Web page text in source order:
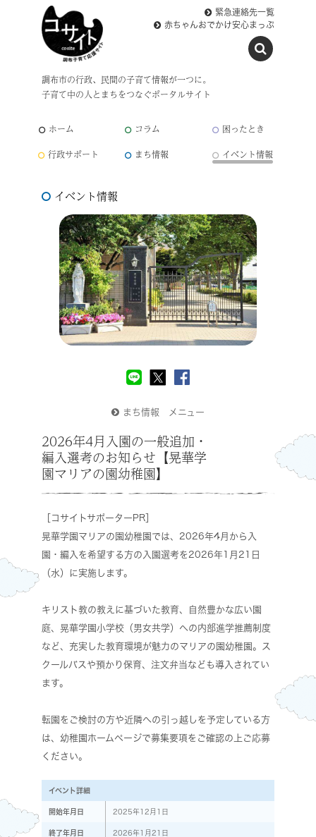
調布市の行政、民間の子育て情報が一つに。
子育て中の人とまちをつなぐポータルサイト
緊急連絡先一覧
赤ちゃんおでかけ安心まっぷ
ホーム コラム
困ったとき
行政サポート
まち情報 イベント情報
イベント情報
まち情報 メニュー
2026年4月入園の一般追加・
編入選考のお知らせ【晃華学
園マリアの園幼稚園】
［コサイトサポーターPR］
晃華学園マリアの園幼稚園では、2026年4月から入
園・編入を希望する方の入園選考を2026年1月21日
（水）に実施します。
キリスト教の教えに基づいた教育、自然豊かな広い園
庭、晃華学園小学校（男女共学）への内部進学推薦制度
など、充実した教育環境が魅力のマリアの園幼稚園。ス
クールバスや預かり保育、注文弁当なども導入されてい
ます。
転園をご検討の方や近隣への引っ越しを予定している方
は、幼稚園ホームページで募集要項をご確認の上ご応募
ください。
イベント詳細
開始年月日 2025年12月1日
終了年月日 2026年1月21日